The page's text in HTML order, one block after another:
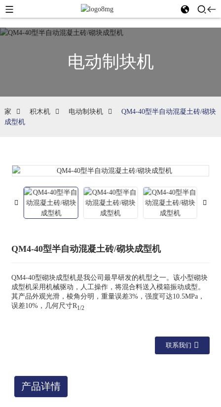
电动制块机
家 积木机 电动制块机
QM4-40型半自动混凝土砖/砌块
成型机
QM4-40型半自动混凝土砖/砌块成型机
QM4-40型砌块成型机是我公司最早研发的机型之一。该小型砌块
成型机采用机械驱动，人工操作，将混合料送入模箱振动成型。
其产品外观光滑，棱角分明，重量误差3%，强度可达10.5MPa，
误差10%，几何尺寸R1/2
联系我们
产品详情